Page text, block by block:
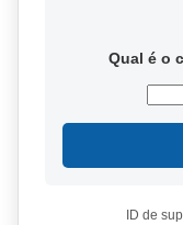
Qual é o
ID de